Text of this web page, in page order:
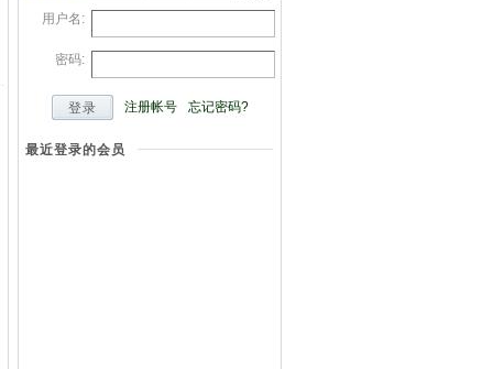
用户名:
密码:
登录 注册帐号 忘记密码?
最近登录的会员